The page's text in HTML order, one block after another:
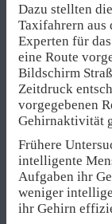
Dazu stellten
Taxifahrern aus
Experten für
eine Route
Bildschirm
Zeitdruck
vorgegebenen
Gehirnaktivität
Frühere
intelligente
Aufgaben ihr
weniger
ihr Gehirn